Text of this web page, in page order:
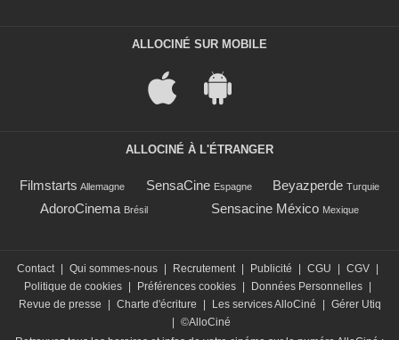
ALLOCINÉ SUR MOBILE
ALLOCINÉ À L'ÉTRANGER
Filmstarts Allemagne SensaCine Espagne Beyazperde Turquie
AdoroCinema Brésil Sensacine México Mexique
Contact | Qui sommes-nous | Recrutement | Publicité | CGU | CGV |
Politique de cookies | Préférences cookies | Données Personnelles |
Revue de presse
| Charte d'écriture | Les services AlloCiné | Gérer Utiq
| ©AlloCiné